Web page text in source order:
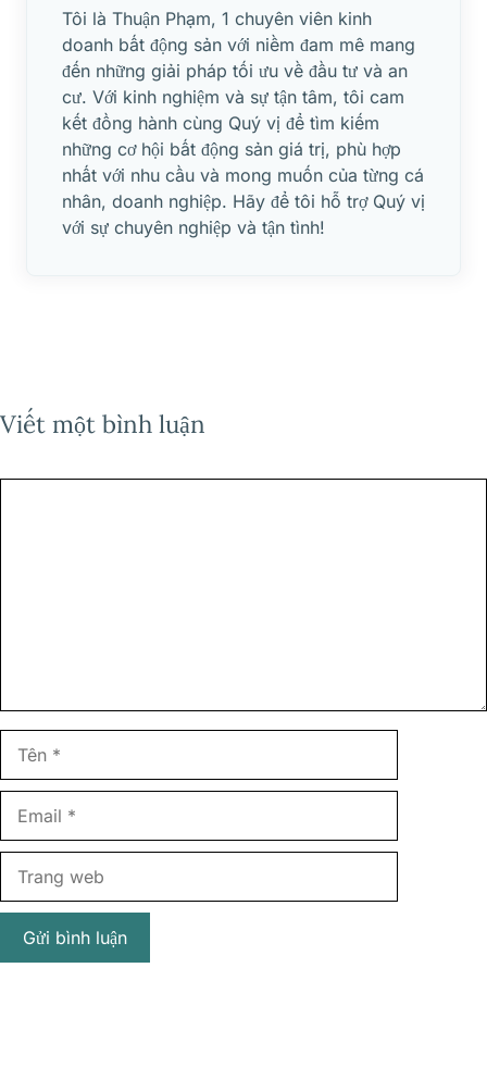
Tôi là Thuận Phạm, 1 chuyên viên kinh
doanh bất động sản với niềm đam mê mang
đến những giải pháp tối ưu về đầu tư và an
cư. Với kinh nghiệm và sự tận tâm, tôi cam
kết đồng hành cùng Quý vị để tìm kiếm
những cơ hội bất động sản giá trị, phù hợp
nhất với nhu cầu và mong muốn của từng cá
nhân, doanh nghiệp. Hãy để tôi hỗ trợ Quý vị
với sự chuyên nghiệp và tận tình!
Viết một bình luận
web